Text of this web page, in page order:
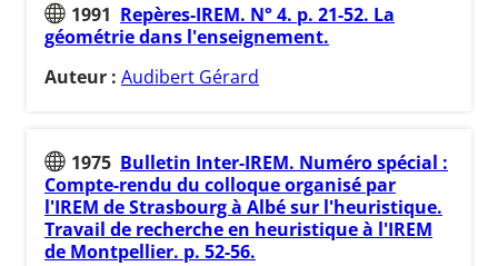
1991 Repères-IREM. N° 4. p. 21-52. La
géométrie dans l'enseignement.
Auteur : Audibert Gérard
1975 Bulletin Inter-IREM. Numéro spécial :
Compte-rendu du colloque organisé par
l'IREM de Strasbourg à Albé sur l'heuristique.
Travail de recherche en heuristique à l'IREM
de Montpellier. p. 52-56.